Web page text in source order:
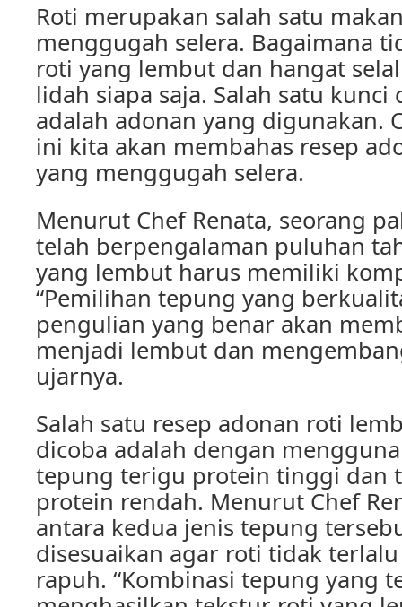
Roti merupakan salah satu
menggugah selera. Bagaimana
roti yang lembut dan hangat
lidah siapa saja. Salah satu
adalah adonan yang digunakan.
ini kita akan membahas resep
yang menggugah selera.
Menurut Chef Renata, seorang
telah berpengalaman puluhan
yang lembut harus memiliki
“Pemilihan tepung yang
pengulian yang benar akan
menjadi lembut dan
ujarnya.
Salah satu resep adonan roti
dicoba adalah dengan
tepung terigu protein tinggi dan
protein rendah. Menurut Chef
antara kedua jenis tepung
disesuaikan agar roti tidak
rapuh. “Kombinasi tepung yang